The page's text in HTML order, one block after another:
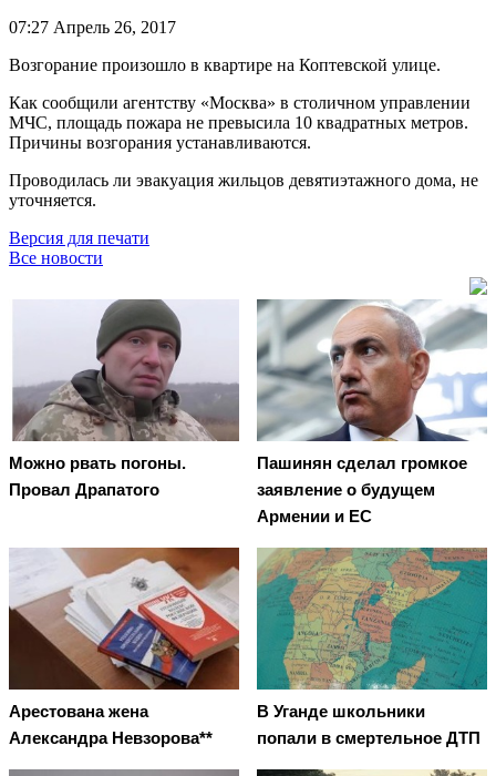
07:27 Апрель 26, 2017
Возгорание произошло в квартире на Коптевской улице.
Как сообщили агентству «Москва» в столичном управлении
МЧС, площадь пожара не превысила 10 квадратных метров.
Причины возгорания устанавливаются.
Проводилась ли эвакуация жильцов девятиэтажного дома, не
уточняется.
Версия для печати
Все новости
Можно рвать погоны.
Провал Драпатого
Пашинян сделал громкое
заявление о будущем
Армении и ЕС
Арестована жена
Александра Невзорова**
В Уганде школьники
попали в смертельное ДТП